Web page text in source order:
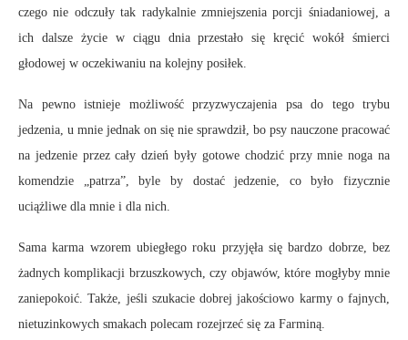
czego nie odczuły tak radykalnie zmniejszenia porcji śniadaniowej, a
ich dalsze życie w ciągu dnia przestało się kręcić wokół śmierci
głodowej w oczekiwaniu na kolejny posiłek.
Na pewno istnieje możliwość przyzwyczajenia psa do tego trybu
jedzenia, u mnie jednak on się nie sprawdził, bo psy nauczone pracować
na jedzenie przez cały dzień były gotowe chodzić przy mnie noga na
komendzie „patrza”, byle by dostać jedzenie, co było fizycznie
uciążliwe dla mnie i dla nich.
Sama karma wzorem ubiegłego roku przyjęła się bardzo dobrze, bez
żadnych komplikacji brzuszkowych, czy objawów, które mogłyby mnie
zaniepokoić. Także, jeśli szukacie dobrej jakościowo karmy o fajnych,
nietuzinkowych smakach polecam rozejrzeć się za Farminą.